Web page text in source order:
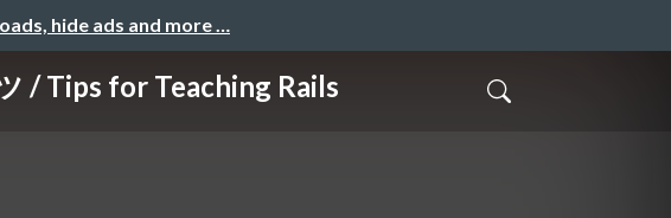
hide ads and more …
/ Tips for Teaching Rails